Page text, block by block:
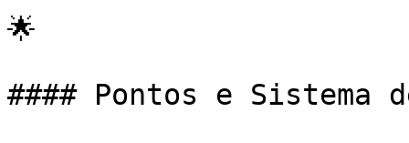
🌟
#### Pontos e Sistema